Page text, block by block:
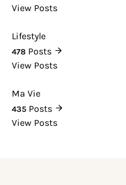
View Posts
Lifestyle
478 Posts
View Posts
Ma Vie
435 Posts
View Posts